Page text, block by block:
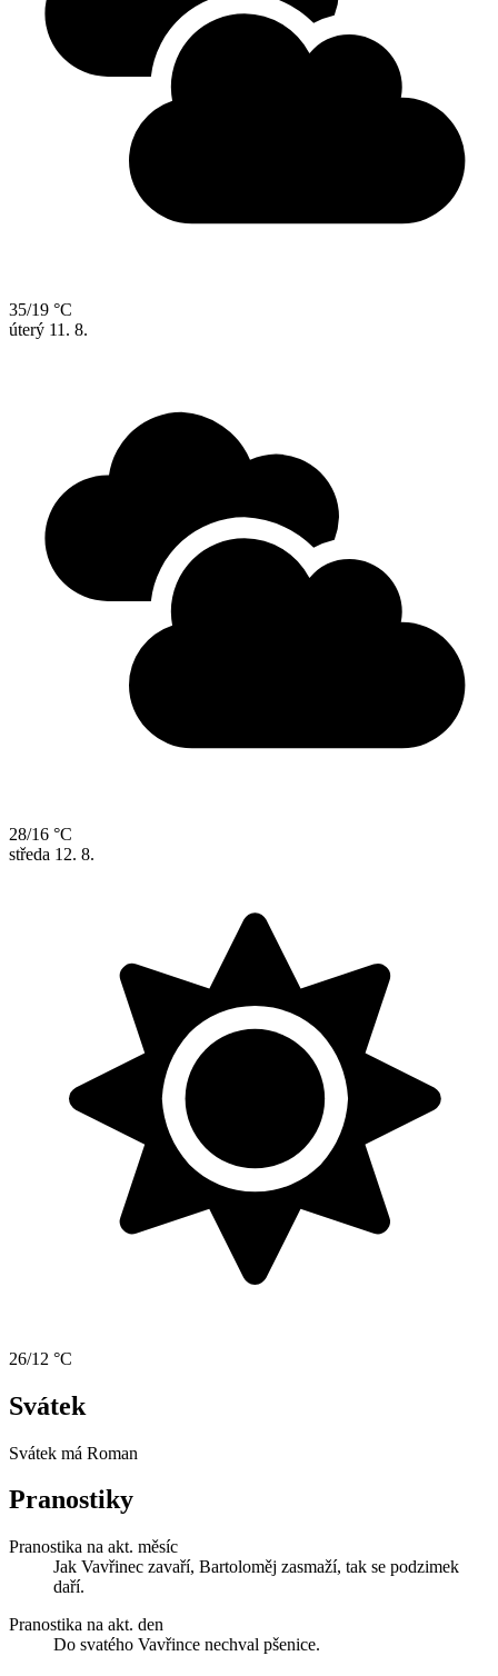
35/19 °C
úterý 11. 8.
28/16 °C
středa 12. 8.
26/12 °C
Svátek
Svátek má Roman
Pranostiky
Pranostika na akt. měsíc
Jak Vavřinec zavaří, Bartoloměj zasmaží, tak se podzimek
daří.
Pranostika na akt. den
Do svatého Vavřince nechval pšenice.